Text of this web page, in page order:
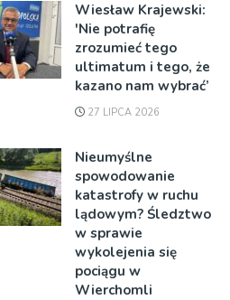
Wiesław Krajewski:
'Nie potrafię
zrozumieć tego
ultimatum i tego, że
kazano nam wybrać’
27 LIPCA 2026
Nieumyślne
spowodowanie
katastrofy w ruchu
lądowym? Śledztwo
w sprawie
wykolejenia się
pociągu w
Wierchomli